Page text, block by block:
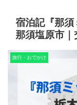
宿泊記『那
那須塩原市
旅行・おでかけ